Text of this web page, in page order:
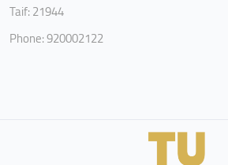
Taif: 21944
Phone: 920002122